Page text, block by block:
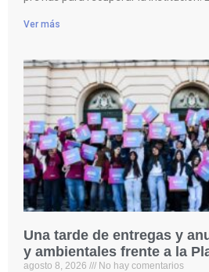
Ver más
Una tarde de entregas y
y ambientales frente a la
agosto 8, 2026 No hay comentarios